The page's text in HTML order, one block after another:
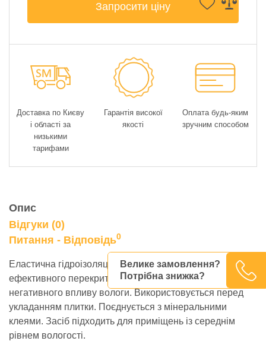
Запросити ціну
Велике замовлення?
Потрібна знижка?
Доставка по Києву
і області за
низькими
тарифами
Гарантія високої
якості
Оплата будь-яким
зручним способом
Опис
Відгуки (0)
Питання - Відповідь0
Еластична гідроізоляція DF 9 Plus підходять для
ефективного перекриття тріщин і захисту поверхонь від
негативного впливу вологи. Використовується перед
укладанням плитки. Поєднується з мінеральними
клеями. Засіб підходить для приміщень із середнім
рівнем вологості.